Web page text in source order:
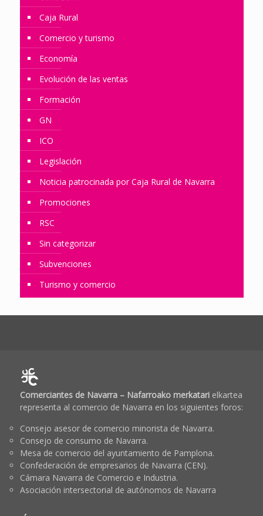
Caja Rural
Comercio y turismo
Economía
Evolución de las ventas
Formación
GN
ICO
Legislación
Noticia patrocinada por Caja Rural de Navarra
Promociones
RSC
Sin categorizar
Subvenciones
Turismo y comercio
Comerciantes de Navarra – Nafarroako merkatarielkartea
representa al comercio de Navarra en los siguientes foros:
Consejo asesor de comercio minorista de Navarra.
Consejo de consumo de Navarra.
Mesa de comercio del ayuntamiento de Pamplona.
Confederación de empresarios de Navarra (CEN).
Cámara Navarra de Comercio e Industria.
Asociación intersectorial de autónomos de Navarra